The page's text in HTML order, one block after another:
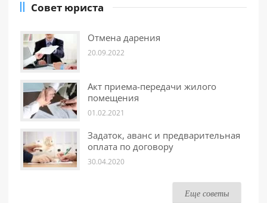
Совет юриста
Отмена дарения
20.09.2022
Акт приема-передачи жилого
помещения
01.02.2021
Задаток, аванс и предварительная
оплата по договору
30.04.2020
Еще советы